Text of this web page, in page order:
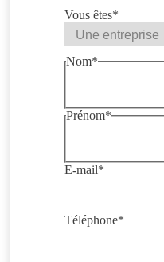
Vous êtes*
Nom*
Prénom*
E-mail*
Téléphone*